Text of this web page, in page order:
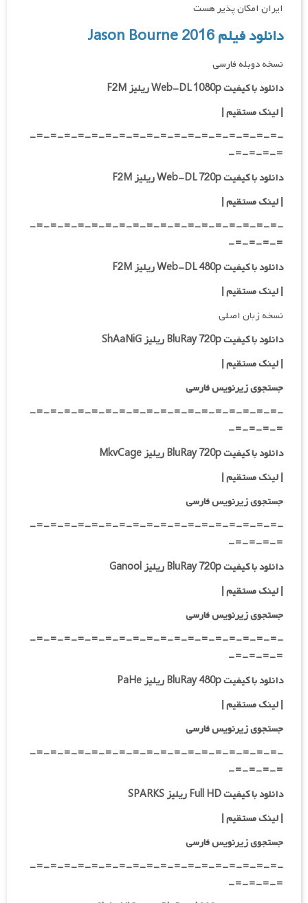
ایران امکان پذیر هست
دانلود فیلم Jason Bourne 2016
نسخه دوبله فارسی
دانلود با کیفیت Web-DL 1080p ریلیز F2M
|لینک مستقیم|
-=-=-=-=-=-=-=-=-=-=-=-=-=-=-=-=-=-=-
=-=-=-=-
دانلود با کیفیت Web-DL 720p ریلیز F2M
|لینک مستقیم|
-=-=-=-=-=-=-=-=-=-=-=-=-=-=-=-=-=-=-
=-=-=-=-
دانلود با کیفیت Web-DL 480p ریلیز F2M
|لینک مستقیم|
نسخه زبان اصلی
دانلود با کیفیت BluRay 720p ریلیز ShAaNiG
|لینک مستقیم|
جستجوی زیرنویس فارسی
-=-=-=-=-=-=-=-=-=-=-=-=-=-=-=-=-=-=-
=-=-=-=-
دانلود با کیفیت BluRay 720p ریلیز MkvCage
|لینک مستقیم|
جستجوی زیرنویس فارسی
-=-=-=-=-=-=-=-=-=-=-=-=-=-=-=-=-=-=-
=-=-=-=-
دانلود با کیفیت BluRay 720p ریلیز Ganool
|لینک مستقیم|
جستجوی زیرنویس فارسی
-=-=-=-=-=-=-=-=-=-=-=-=-=-=-=-=-=-=-
=-=-=-=-
دانلود با کیفیت BluRay 480p ریلیز PaHe
|لینک مستقیم|
جستجوی زیرنویس فارسی
-=-=-=-=-=-=-=-=-=-=-=-=-=-=-=-=-=-=-
=-=-=-=-
دانلود با کیفیت Full HD ریلیز SPARKS
|لینک مستقیم|
جستجوی زیرنویس فارسی
-=-=-=-=-=-=-=-=-=-=-=-=-=-=-=-=-=-=-
=-=-=-=-